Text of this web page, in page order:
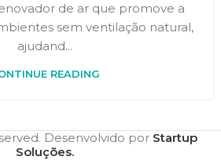
de ar que promove a
sem ventilação natural,
ajudand...
READING
Desenvolvido por Startup
Soluções.